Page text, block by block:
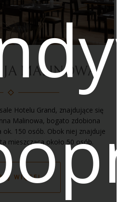
MALINOWA
Hotelu Grand, znajdujące się
Malinowa, bogato zdobiona
150 osób. Obok niej znajduje
WIĘCEJ